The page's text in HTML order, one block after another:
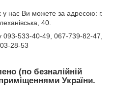
нас Ви можете за адресою: г.
40.
533-40-49, 067-739-82-47,
28-53
(по безналійній
України.